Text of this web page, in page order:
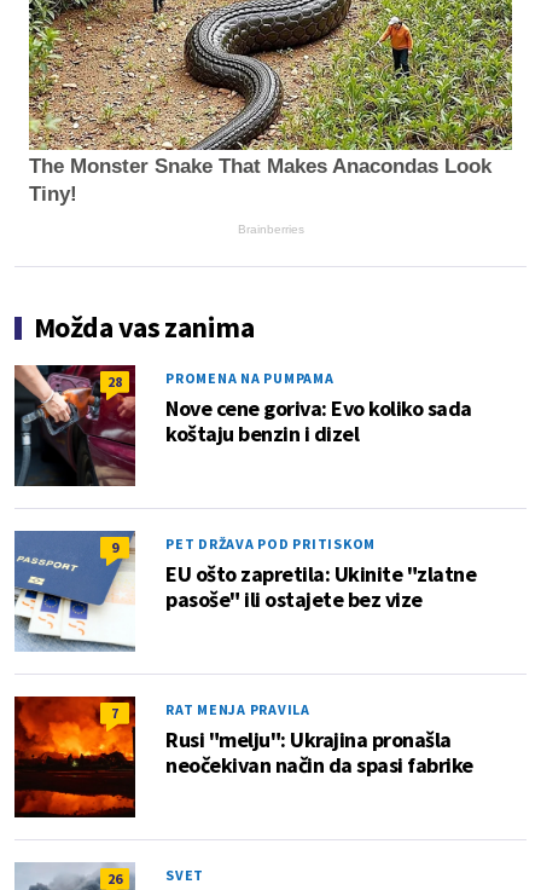
The Monster Snake That Makes Anacondas Look
Tiny!
Brainberries
Možda vas zanima
28 PROMENA NA PUMPAMA
Nove cene goriva: Evo koliko sada
koštaju benzin i dizel
9 PET DRŽAVA POD PRITISKOM
EU ošto zapretila: Ukinite "zlatne
pasoše" ili ostajete bez vize
7 RAT MENJA PRAVILA
Rusi "melju": Ukrajina pronašla
neočekivan način da spasi fabrike
26 SVET